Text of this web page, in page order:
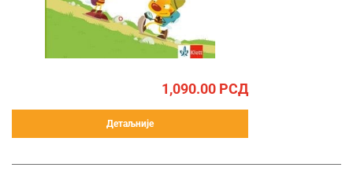
1,090.00 РСД
Детаљније